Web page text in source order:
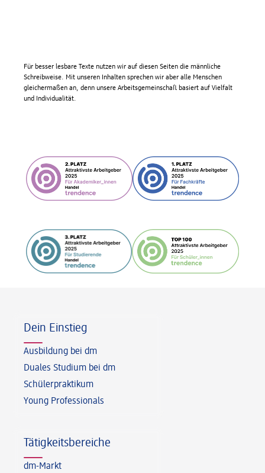
Für besser lesbare Texte nutzen wir auf diesen Seiten die männliche
Schreibweise. Mit unseren Inhalten sprechen wir aber alle Menschen
gleichermaßen an, denn unsere Arbeitsgemeinschaft basiert auf Vielfalt
und Individualität.
Dein Einstieg
Ausbildung bei dm
Duales Studium bei dm
Schülerpraktikum
Young Professionals
Tätigkeitsbereiche
dm-Markt